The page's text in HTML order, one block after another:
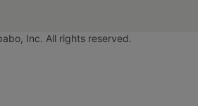
Inc. All rights reserved.